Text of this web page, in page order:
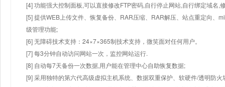
[4] 功能强大控制面板,可以直接修改FTP密码,自行停止网站,自行绑定域名,
[5] 提供WEB上传文件、恢复备份、RAR压缩、RAR解压、站点重定向、
级管理功能;
[6] 无障碍技术支持：24×7×365制技术支持，微笑面对任何用户。
[7] 每3分钟自动访问网站一次，监控网站运行.
[8] 自动每7天备份一次数据,用户能在管理中心自助恢复数据;
[9] 采用独特的第六代高级虚拟主机系统、数据双重保护、软硬件/透明防火